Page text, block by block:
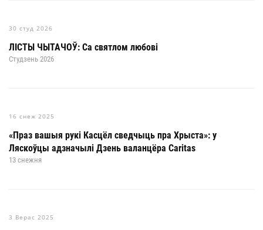
30 студ 2026
ЛІСТЫ ЧЫТАЧОЎ: Са святлом любові
Студзень 2026
16 снеж 2025
«Праз вашыя рукі Касцёл сведчыць пра Хрыста»: у
Ляскоўцы адзначылі Дзень валанцёра Caritas
13 снежня
3 Верас 2025